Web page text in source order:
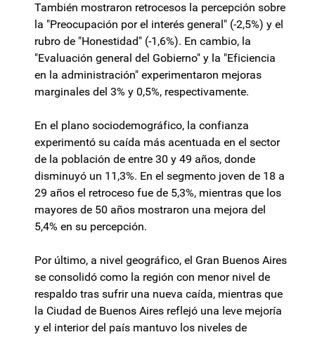
También mostraron retrocesos la percepción sobre
la "Preocupación por el interés general" (-2,5%) y el
rubro de "Honestidad" (-1,6%). En cambio, la
"Evaluación general del Gobierno" y la "Eficiencia
en la administración" experimentaron mejoras
marginales del 3% y 0,5%, respectivamente.
En el plano sociodemográfico, la confianza
experimentó su caída más acentuada en el sector
de la población de entre 30 y 49 años, donde
disminuyó un 11,3%. En el segmento joven de 18 a
29 años el retroceso fue de 5,3%, mientras que los
mayores de 50 años mostraron una mejora del
5,4% en su percepción.
Por último, a nivel geográfico, el Gran Buenos Aires
se consolidó como la región con menor nivel de
respaldo tras sufrir una nueva caída, mientras que
la Ciudad de Buenos Aires reflejó una leve mejoría
y el interior del país mantuvo los niveles de